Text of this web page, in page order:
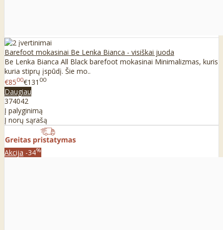
Barefoot mokasinai Be Lenka Bianca - visiškai juoda
Be Lenka Bianca All Black barefoot mokasinai Minimalizmas, kuris
kuria stiprų įspūdį. Šie mo..
€8500€131 00
Daugiau
374042
Į palyginimą
Į norų sąrašą
Akcija -34%